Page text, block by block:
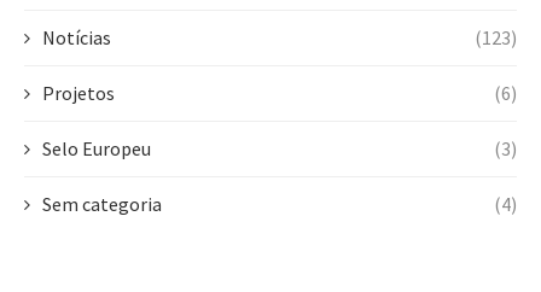
Notícias (123)
Projetos (6)
Selo Europeu (3)
Sem categoria (4)